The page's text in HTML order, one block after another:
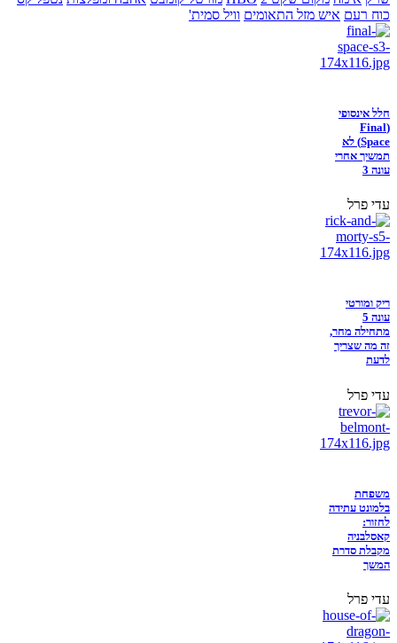
כוח רעם איש מזל התאומים וויל סמית'
חלל אינסופי
(Final
Space) לא
תמשיך אחרי
עונה 3
עדי פרל
ריק ומורטי
עונה 5
מתחילה מחר,
זה מה שצריך
לדעת
עדי פרל
משפחת
בלמונט עתידה
לחזור:
קאסלבניה
מקבלת סדרת
המשך
עדי פרל